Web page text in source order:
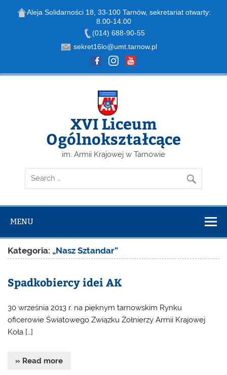
Aleja Solidarności 18, 33-100 Tarnów, sekretariat otwarty:
8.00-14.00
(014) 688-90-55
sekret16lo@umt.tarnow.pl
Skip
XVI Liceum
Ogólnokształcące
im. Armii Krajowej w Tarnowie
MENU
Kategoria: „Nasz Sztandar”
Spadkobiercy idei AK
30 września 2013 r. na pięknym tarnowskim Rynku
oficerowie Światowego Związku Żołnierzy Armii Krajowej
Koła […]
» Read more